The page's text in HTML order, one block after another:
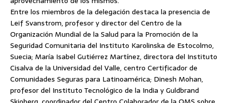
Entre los miembros de la delegación destaca la presencia de
Leif Svanstrom, profesor y director del Centro de la
Organización Mundial de la Salud para la Promoción de la
Seguridad Comunitaria del Instituto Karolinska de Estocolmo,
Suecia; María Isabel Gutiérrez Martínez, directora del Instituto
Cisalva de la Universidad del Valle, centro Certificador de
Comunidades Seguras para Latinoamérica; Dinesh Mohan,
profesor del Instituto Tecnológico de la India y Guldbrand